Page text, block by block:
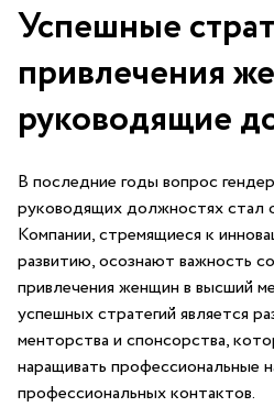
Успешные
привлечения
руководящие
В последние ​годы⁢ вопрос
руководящих должностях стал⁤
Компании, стремящиеся к
развитию, осознают важность
привлечения женщин в ⁤высший
успешных стратегий‍ является
менторства и спонсорства,
наращивать ⁣профессиональные
⁤профессиональных контактов.